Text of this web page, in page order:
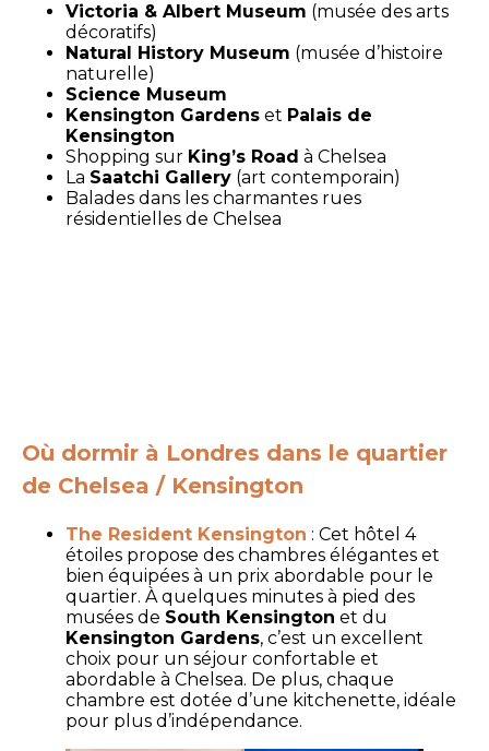
Victoria & Albert Museum (musée des arts
décoratifs)
Natural History Museum (musée d’histoire
naturelle)
Science Museum
Kensington Gardens et Palais de
Kensington
Shopping sur King’s Road à Chelsea
La Saatchi Gallery (art contemporain)
Balades dans les charmantes rues
résidentielles de Chelsea
Où dormir à Londres dans le quartier
de Chelsea / Kensington
The Resident Kensington : Cet hôtel 4
étoiles propose des chambres élégantes et
bien équipées à un prix abordable pour le
quartier. À quelques minutes à pied des
musées de South Kensington et du
Kensington Gardens, c’est un excellent
choix pour un séjour confortable et
abordable à Chelsea. De plus, chaque
chambre est dotée d’une kitchenette, idéale
pour plus d’indépendance.